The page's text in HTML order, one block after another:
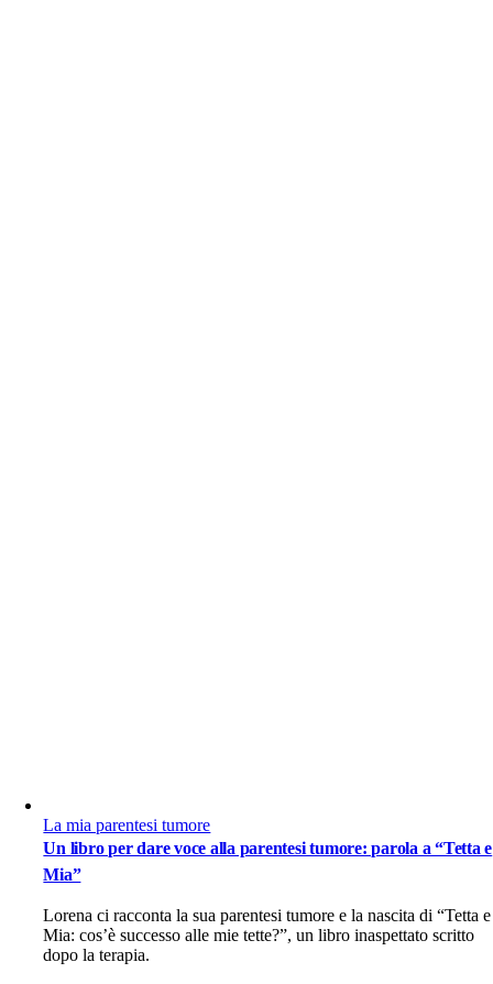
La mia parentesi tumore
Un libro per dare voce alla parentesi tumore: parola a “Tetta e
Mia”
Lorena ci racconta la sua parentesi tumore e la nascita di “Tetta e
Mia: cos’è successo alle mie tette?”, un libro inaspettato scritto
dopo la terapia.